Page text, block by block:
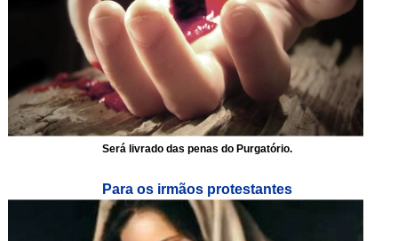
Será livrado das penas do Purgatório.
Para os irmãos protestantes